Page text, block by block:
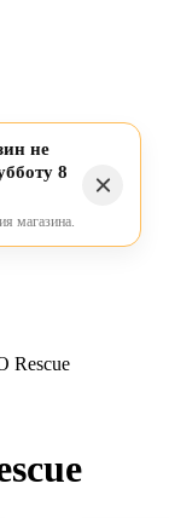
не
8
магазина.
Rescue